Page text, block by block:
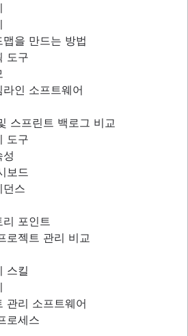
을 만드는 방법
도구
인 소프트웨어
스프린트 백로그 비교
도구
보드
던스
리 포인트
로젝트 관리 비교
스킬
관리 소프트웨어
로세스